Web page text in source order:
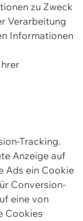
zu Zweck
Verarbeitung
Informationen
Tracking.
Anzeige auf
Ads ein Cookie
Conversion-
eine von
Cookies